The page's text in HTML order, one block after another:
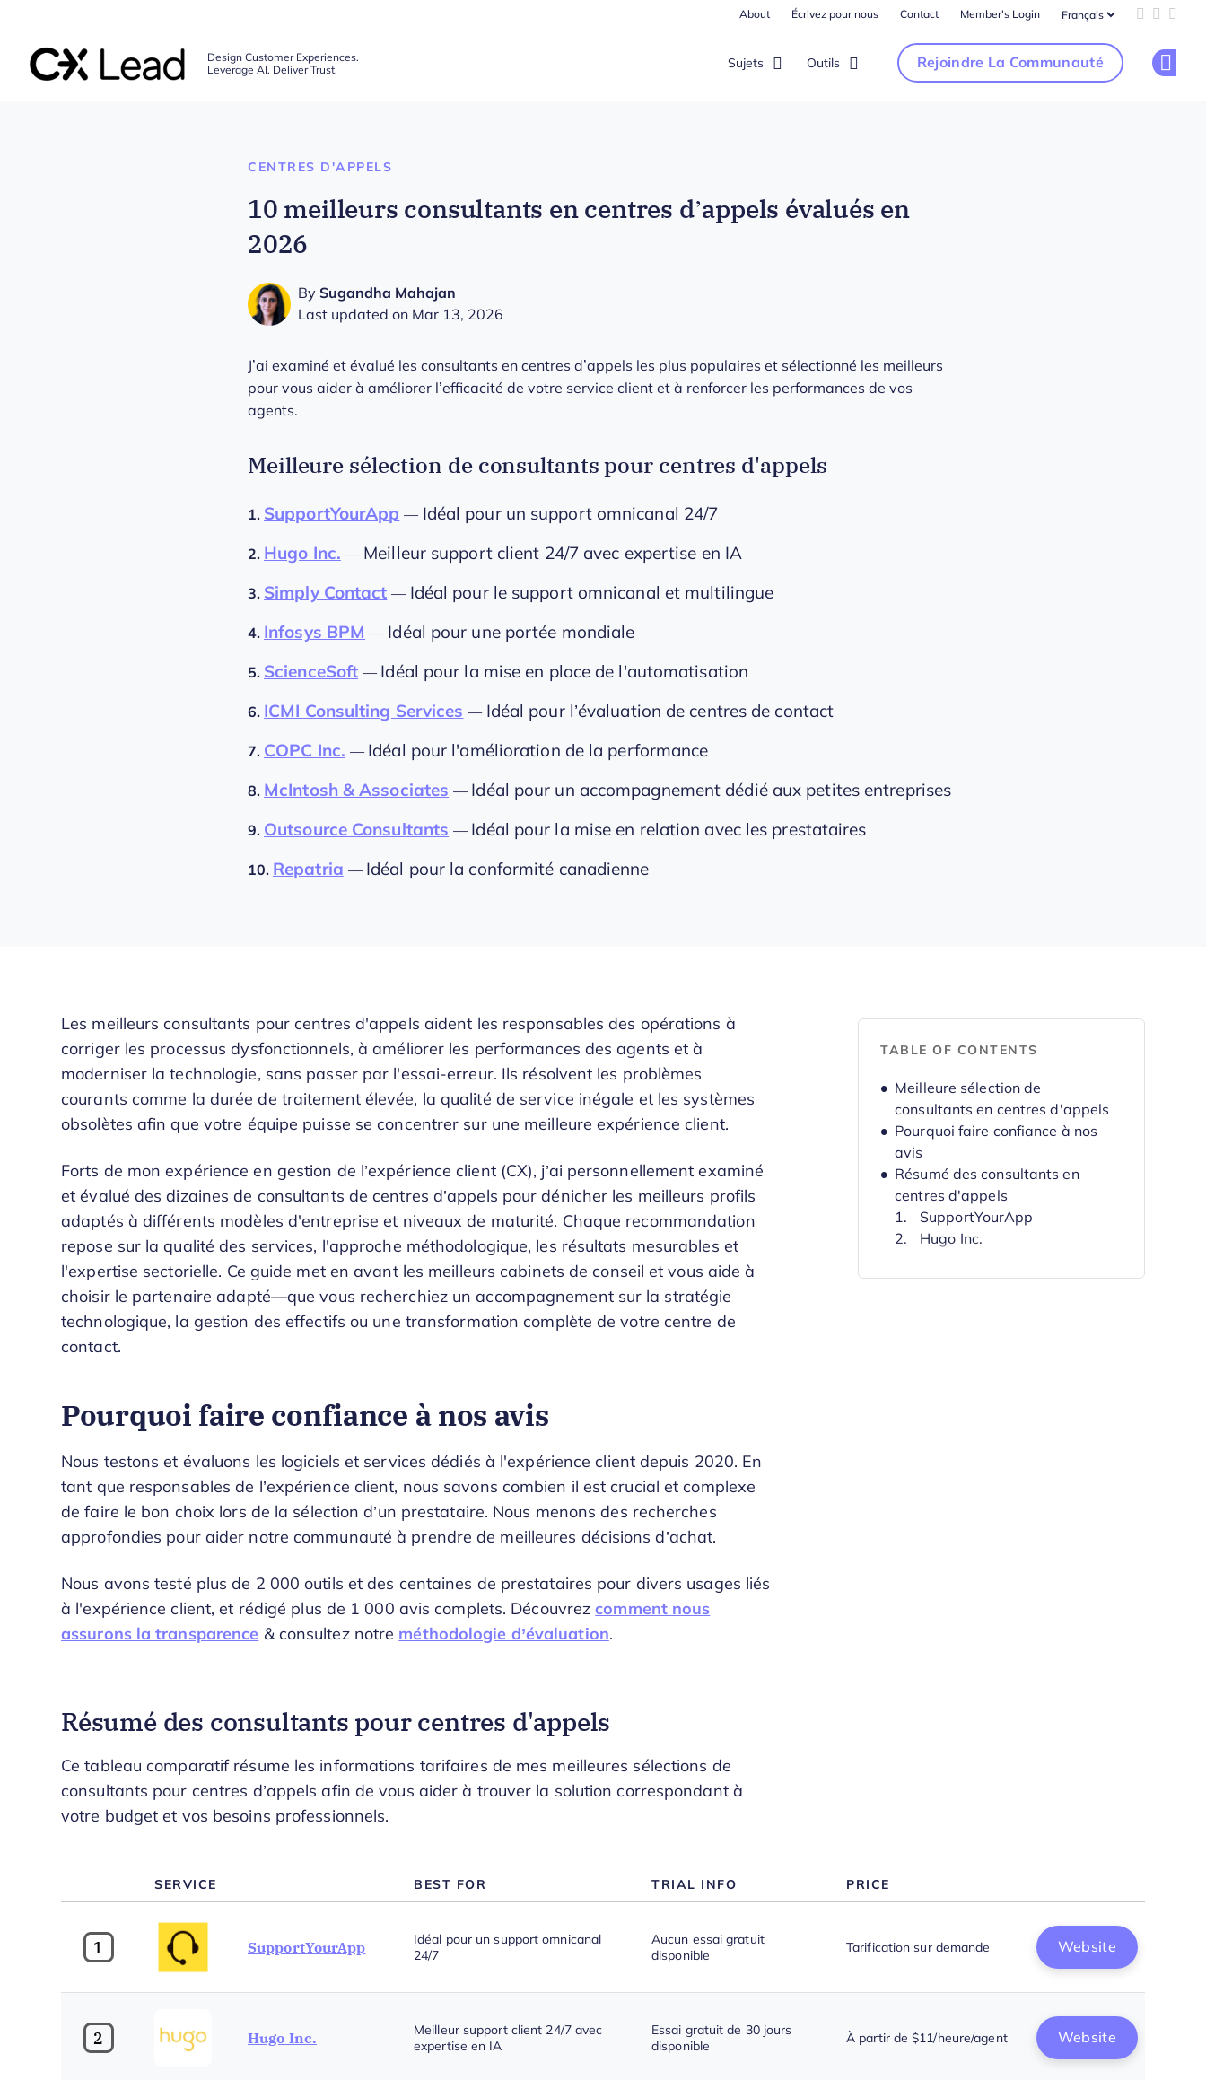
About Écrivez pour nous Contact Member's Login Add us
Follow
Design Customer Experiences.
Leverage AI. Deliver Trust.
Sujets Outils Rejoindre La Communauté
CENTRES D'APPELS
10 meilleurs consultants en centres d’appels évalués en
2026
By Sugandha Mahajan
Last updated on Mar 13, 2026
J’ai examiné et évalué les consultants en centres d’appels les plus populaires et sélectionné les meilleurs
pour vous aider à améliorer l’efficacité de votre service client et à renforcer les performances de vos
agents.
Meilleure sélection de consultants pour centres d'appels
1. SupportYourApp — Idéal pour un support omnicanal 24/7
2. Hugo Inc. — Meilleur support client 24/7 avec expertise en IA
3. Simply Contact — Idéal pour le support omnicanal et multilingue
4. Infosys BPM — Idéal pour une portée mondiale
5. ScienceSoft — Idéal pour la mise en place de l'automatisation
6. ICMI Consulting Services — Idéal pour l’évaluation de centres de contact
7. COPC Inc. — Idéal pour l'amélioration de la performance
8. McIntosh & Associates — Idéal pour un accompagnement dédié aux petites entreprises
9. Outsource Consultants — Idéal pour la mise en relation avec les prestataires
10. Repatria — Idéal pour la conformité canadienne
Les meilleurs consultants pour centres d'appels aident les responsables des opérations à
corriger les processus dysfonctionnels, à améliorer les performances des agents et à
moderniser la technologie, sans passer par l'essai-erreur. Ils résolvent les problèmes
courants comme la durée de traitement élevée, la qualité de service inégale et les systèmes
obsolètes afin que votre équipe puisse se concentrer sur une meilleure expérience client.
Forts de mon expérience en gestion de l’expérience client (CX), j’ai personnellement examiné
et évalué des dizaines de consultants de centres d’appels pour dénicher les meilleurs profils
adaptés à différents modèles d'entreprise et niveaux de maturité. Chaque recommandation
repose sur la qualité des services, l'approche méthodologique, les résultats mesurables et
l'expertise sectorielle. Ce guide met en avant les meilleurs cabinets de conseil et vous aide à
choisir le partenaire adapté—que vous recherchiez un accompagnement sur la stratégie
technologique, la gestion des effectifs ou une transformation complète de votre centre de
contact.
Pourquoi faire confiance à nos avis
Nous testons et évaluons les logiciels et services dédiés à l'expérience client depuis 2020. En
tant que responsables de l’expérience client, nous savons combien il est crucial et complexe
de faire le bon choix lors de la sélection d’un prestataire. Nous menons des recherches
approfondies pour aider notre communauté à prendre de meilleures décisions d’achat.
Nous avons testé plus de 2 000 outils et des centaines de prestataires pour divers usages liés
à l'expérience client, et rédigé plus de 1 000 avis complets. Découvrezcomment nous
assurons la transparence & consultez notre méthodologie d’évaluation.
Résumé des consultants pour centres d'appels
Ce tableau comparatif résume les informations tarifaires de mes meilleures sélections de
consultants pour centres d’appels afin de vous aider à trouver la solution correspondant à
votre budget et vos besoins professionnels.
SERVICE BEST FOR TRIAL INFO PRICE
1 SupportYourApp
Idéal pour un support omnicanal
24/7
Aucun essai gratuit
disponible
Tarification sur demande Website
2 Hugo Inc.
Meilleur support client 24/7 avec
expertise en IA
Essai gratuit de 30 jours
disponible
À partir de $11/heure/agent Website
TABLE OF CONTENTS
Meilleure sélection de
consultants en centres d'appels
Pourquoi faire confiance à nos
avis
Résumé des consultants en
centres d'appels
SupportYourApp
Hugo Inc.
Infosys BPM